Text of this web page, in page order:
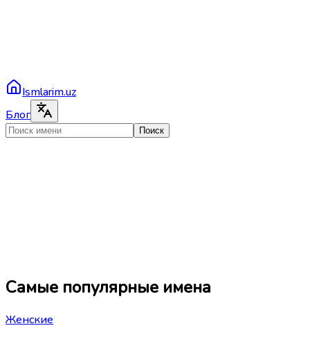
Ismlarim.uz
Блог
Поиск
Самые популярные имена
Женские